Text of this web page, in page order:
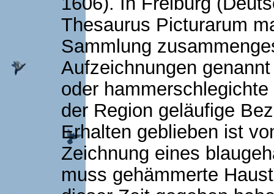
Thesaurus Picturarum
Sammlung
Aufzeichnungen
oder
der Region geläufige
Erhalten geblieben ist
Zeichnung eines
muss gehämmerte